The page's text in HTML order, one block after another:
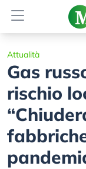
Attualità
Gas
rischio